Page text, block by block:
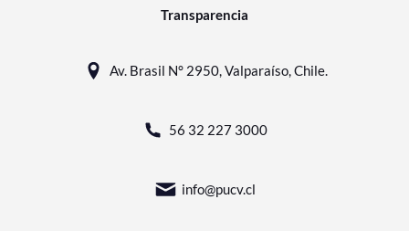
Transparencia
Av. Brasil N° 2950, Valparaíso, Chile.
56 32 227 3000
info@pucv.cl